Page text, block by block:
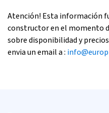
Atención! Esta información
constructor en el momento
sobre disponibilidad y
envia un email a :